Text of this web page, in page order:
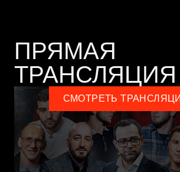
ПРЯМАЯ
ТРАНСЛЯЦИЯ
СМОТРЕТЬ